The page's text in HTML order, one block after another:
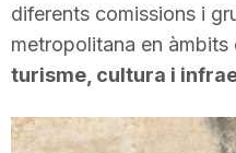
a
diferents comissions i
metropolitana en àmbits
turisme, cultura i